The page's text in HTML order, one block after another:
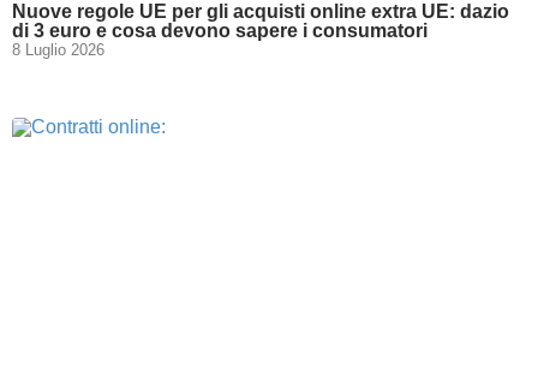
Nuove regole UE per gli acquisti online extra UE: dazio
di 3 euro e cosa devono sapere i consumatori
8 Luglio 2026